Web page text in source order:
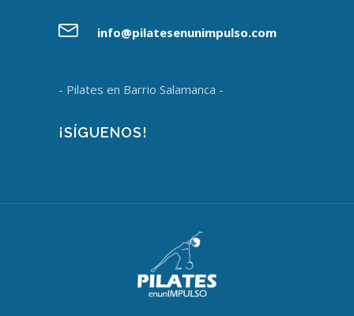
info@pilatesenunimpulso.com
- Pilates en Barrio Salamanca -
¡SÍGUENOS!